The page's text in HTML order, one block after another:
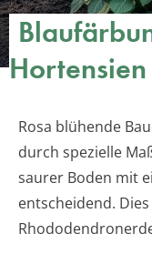
Hortensien
Rosa blühende
durch spezielle
saurer Boden mit
entscheidend.